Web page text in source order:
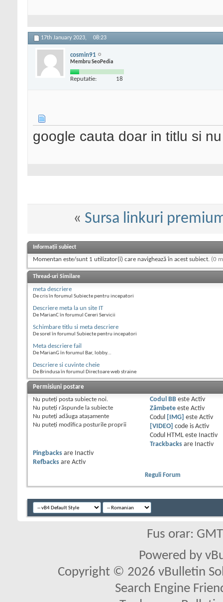
17th January 2023, 08:23
cosmin91
Membru SeoPedia
Reputatie: 18
google cauta doar in titlu si
« Sursa linkuri
Informații subiect
Momentan este/sunt 1 utilizator(i) care navighează în acest subiect. (0
Thread-uri Similare
meta descriere
De cris în forumul Subiecte pentru incepatori
Descriere meta la un site IT
De MarianC în forumul Cereri Servicii
Schimbare titlu si meta descriere
De sorel în forumul Subiecte pentru incepatori
Meta descriere fail
De MarianG în forumul Bar, lobby...
Descriere si cuvinte cheie
De Brindusa în forumul Directoare web straine
Permisiuni postare
Nu puteţi posta subiecte noi.
Nu puteţi răspunde la subiecte
Nu puteţi adăuga ataşamente
Nu puteţi modifica posturile proprii
Codul BBeste Activ
Zâmbeteeste Activ
Codul
[IMG] este Activ
[VIDEO]
code is Activ
Codul HTML este
Inactiv
Trackbacksare
Inactiv
Pingbacks are
Inactiv
Refbacks are Activ
Reguli Forum
Fus orar:
Powered by
Copyright © 2026 vBulletin
Search Engine